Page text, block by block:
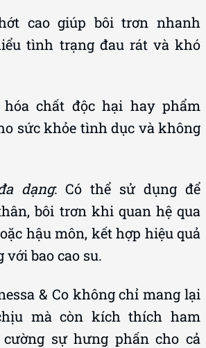
cao giúp bôi trơn nhanh
tình trạng đau rát và khó
chất độc hại hay phẩm
sức khỏe tình dục và không
dạng: Có thể sử dụng để
bôi trơn khi quan hệ qua
hậu môn, kết hợp hiệu quả
bao cao su.
& Co không chỉ mang lại
mà còn kích thích ham
sự hưng phấn cho cả